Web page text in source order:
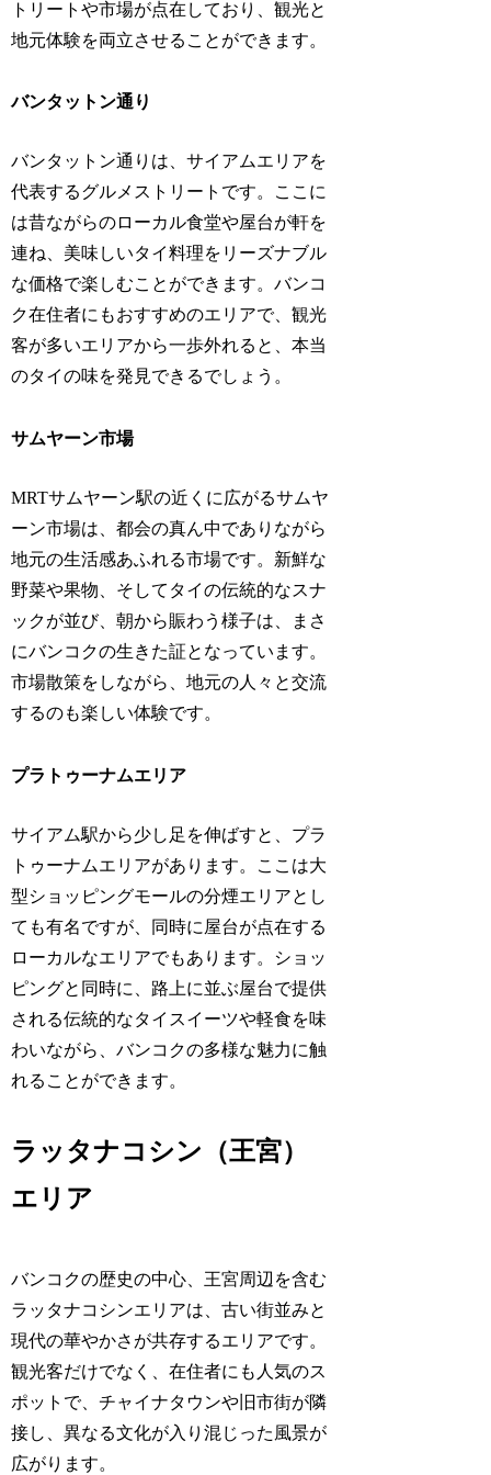
トリートや市場が点在しており、観光と
地元体験を両立させることができます。
バンタットン通り
バンタットン通りは、サイアムエリアを
代表するグルメストリートです。ここに
は昔ながらのローカル食堂や屋台が軒を
連ね、美味しいタイ料理をリーズナブル
な価格で楽しむことができます。バンコ
ク在住者にもおすすめのエリアで、観光
客が多いエリアから一歩外れると、本当
のタイの味を発見できるでしょう。
サムヤーン市場
MRTサムヤーン駅の近くに広がるサムヤ
ーン市場は、都会の真ん中でありながら
地元の生活感あふれる市場です。新鮮な
野菜や果物、そしてタイの伝統的なスナ
ックが並び、朝から賑わう様子は、まさ
にバンコクの生きた証となっています。
市場散策をしながら、地元の人々と交流
するのも楽しい体験です。
プラトゥーナムエリア
サイアム駅から少し足を伸ばすと、プラ
トゥーナムエリアがあります。ここは大
型ショッピングモールの分煙エリアとし
ても有名ですが、同時に屋台が点在する
ローカルなエリアでもあります。ショッ
ピングと同時に、路上に並ぶ屋台で提供
される伝統的なタイスイーツや軽食を味
わいながら、バンコクの多様な魅力に触
れることができます。
ラッタナコシン（王宮）
エリア
バンコクの歴史の中心、王宮周辺を含む
ラッタナコシンエリアは、古い街並みと
現代の華やかさが共存するエリアです。
観光客だけでなく、在住者にも人気のス
ポットで、チャイナタウンや旧市街が隣
接し、異なる文化が入り混じった風景が
広がります。